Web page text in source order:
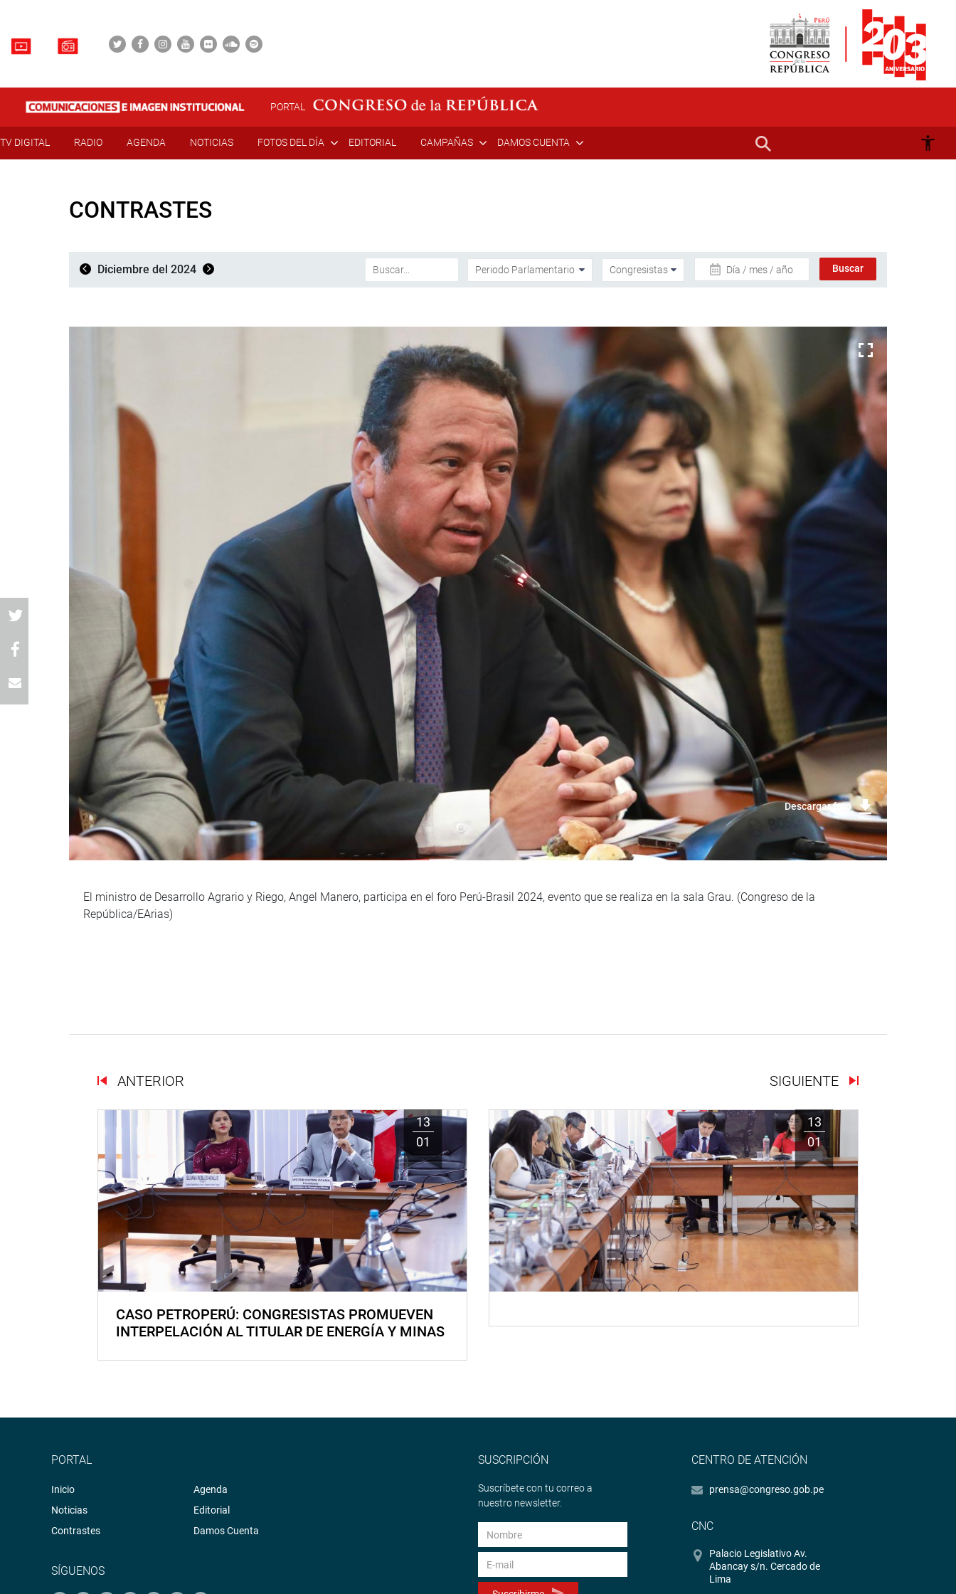
PORTAL
TV DIGITAL RADIO AGENDA NOTICIAS FOTOS DEL DÍA EDITORIAL CAMPAÑAS DAMOS CUENTA
CONTRASTES
Diciembre del 2024 Día / mes / año
Descargar foto
El ministro de Desarrollo Agrario y Riego, Angel Manero, participa en el foro Perú-Brasil 2024, evento que se realiza en la sala Grau. (Congreso de la
República/EArias)
ANTERIOR SIGUIENTE
13
01
CASO PETROPERÚ: CONGRESISTAS PROMUEVEN
INTERPELACIÓN AL TITULAR DE ENERGÍA Y MINAS
13
01
PORTAL
Inicio
Noticias
Contrastes
Agenda
Editorial
Damos Cuenta
SÍGUENOS
SUSCRIPCIÓN
Suscríbete con tu correo a
nuestro newsletter.
CENTRO DE ATENCIÓN
prensa@congreso.gob.pe
CNC
Palacio Legislativo Av.
Abancay s/n. Cercado de
Lima